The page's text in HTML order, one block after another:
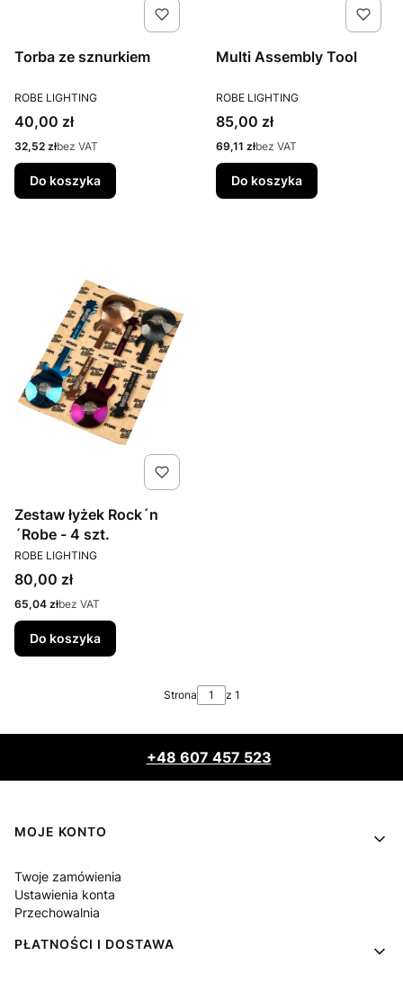
Torba ze sznurkiem
PRODUCENT
ROBE LIGHTING
Cena
40,00 zł
Cena
32,52 złbez VAT
Do koszyka
Multi Assembly Tool
PRODUCENT
ROBE LIGHTING
Cena
85,00 zł
Cena
69,11 złbez VAT
Do koszyka
Zestaw łyżek Rock´n
´Robe - 4 szt.
PRODUCENT
ROBE LIGHTING
Cena
80,00 zł
Cena
65,04 złbez VAT
Do koszyka
Strona z 1
+48 607 457 523
Linki w stopce
MOJE KONTO
Twoje zamówienia
Ustawienia konta
Przechowalnia
PŁATNOŚCI I DOSTAWA